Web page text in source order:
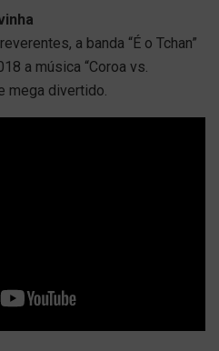
a banda “É o Tchan”
a música “Coroa vs.
mega divertido.